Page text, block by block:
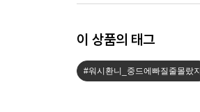
이 상품의 태그
#워시환니_중드에빠질줄몰랐지